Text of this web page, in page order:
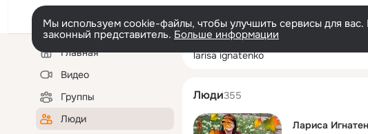
Мы используем cookie-файлы, чтобы улучшить сервисы для
законный представитель. Больше информации
Левая
колонкаГлавная
Видео
Группы
Люди
larisa ignatenko
Люди355
Лариса